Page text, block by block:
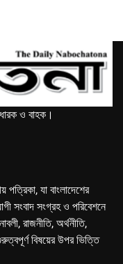
ও বাহক।
যা বাংলাদেশের
সংবাদ সংগ্রহ ও পরিবেশনে
রাজনীতি, অর্থনীতি,
বিষয়ের উপর ভিত্তি